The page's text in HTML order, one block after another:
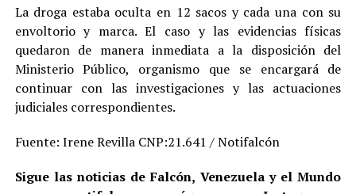
La droga estaba oculta en 12 sacos y cada una con su
envoltorio y marca. El caso y las evidencias físicas
quedaron de manera inmediata a la disposición del
Ministerio Público, organismo que se encargará de
continuar con las investigaciones y las actuaciones
judiciales correspondientes.
Fuente: Irene Revilla CNP:21.641 / Notifalcón
Sigue las noticias de Falcón, Venezuela y el Mundo